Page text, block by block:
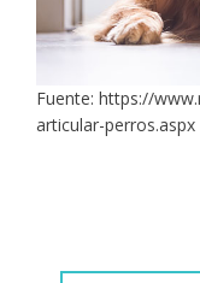
Fuente: https://
articular-perros.aspx